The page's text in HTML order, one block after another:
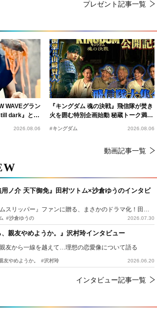
WAVEグラン
dark』と同
2026.08.06
『キングダム 魂の決戦』飛信隊が焚き
火を囲む特別企画始動 秘蔵トーク満載
の“キングダムキャンプ”開催
#キングダム 2026.08.06
動画記事一覧
用ノ介 天下御免』田村ツトム×沙倉ゆうのインタビ
『侍タイムスリッパー』ファンに贈る、まさかのドラマ化！田村ツトム×沙倉ゆうのが語る『心配無用ノ介』撮影秘話
#沙倉ゆうの 2026.07.30
、親友やめようか。』沢村玲インタビュー
友から一線を越えて…理想の恋愛像について語る
友やめようか。 #沢村玲 2026.06.20
インタビュー記事一覧
プレゼント記事一覧